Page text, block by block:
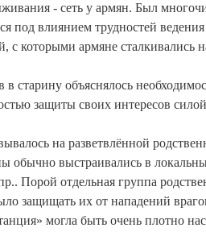
- сеть у армян. Был
под влиянием трудностей
с которыми армяне сталкивались
старину объяснялось
защиты своих интересов
на разветвлённой
обычно выстраивались в
Порой отдельная группа
защищать их от нападений
могла быть очень плотно